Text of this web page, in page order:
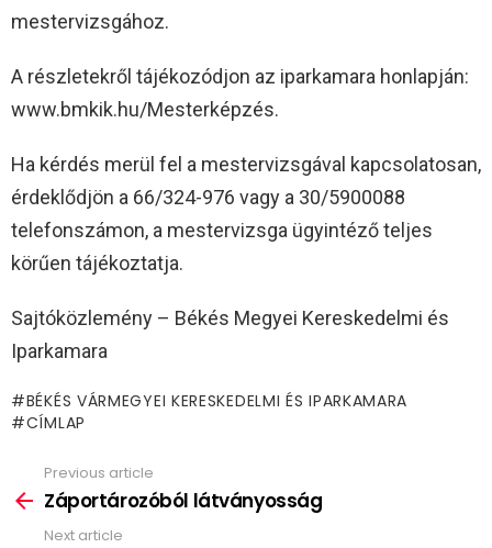
mestervizsgához.
A részletekről tájékozódjon az iparkamara honlapján:
www.bmkik.hu/Mesterképzés.
Ha kérdés merül fel a mestervizsgával kapcsolatosan,
érdeklődjön a 66/324-976 vagy a 30/5900088
telefonszámon, a mestervizsga ügyintéző teljes
körűen tájékoztatja.
Sajtóközlemény – Békés Megyei Kereskedelmi és
Iparkamara
BÉKÉS VÁRMEGYEI KERESKEDELMI ÉS IPARKAMARA
CÍMLAP
more
Previous article
Záportározóból látványosság
Next article